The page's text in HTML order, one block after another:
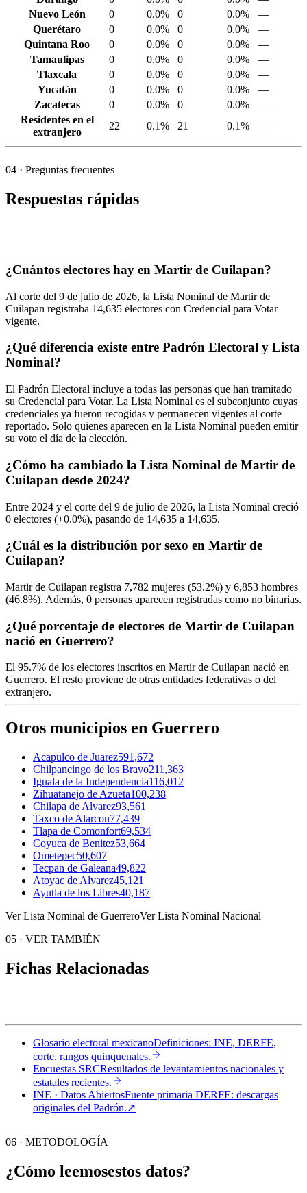
Nuevo León
0 0.0% 0 0.0%
—
Querétaro
0 0.0% 0 0.0%
—
Quintana Roo
0 0.0% 0 0.0%
—
Tamaulipas
0 0.0% 0 0.0%
—
Tlaxcala
0 0.0% 0 0.0%
—
Yucatán
0 0.0% 0 0.0%
—
Zacatecas
0 0.0% 0 0.0%
—
Residentes en el
extranjero
22 0.1% 21 0.1% —
04 · Preguntas frecuentes
Respuestas rápidas
¿Cuántos electores hay en Martir de Cuilapan?
Al corte del 9 de julio de 2026, la Lista Nominal de Martir de
Cuilapan registraba 14,635 electores con Credencial para Votar
vigente.
¿Qué diferencia existe entre Padrón Electoral y Lista
Nominal?
El Padrón Electoral incluye a todas las personas que han tramitado
su Credencial para Votar. La Lista Nominal es el subconjunto cuyas
credenciales ya fueron recogidas y permanecen vigentes al corte
reportado. Solo quienes aparecen en la Lista Nominal pueden emitir
su voto el día de la elección.
¿Cómo ha cambiado la Lista Nominal de Martir de
Cuilapan desde 2024?
Entre 2024 y el corte del 9 de julio de 2026, la Lista Nominal creció
0 electores (+0.0%), pasando de 14,635 a 14,635.
¿Cuál es la distribución por sexo en Martir de
Cuilapan?
Martir de Cuilapan registra 7,782 mujeres (53.2%) y 6,853 hombres
(46.8%). Además, 0 personas aparecen registradas como no binarias.
¿Qué porcentaje de electores de Martir de Cuilapan
nació en Guerrero?
El 95.7% de los electores inscritos en Martir de Cuilapan nació en
Guerrero. El resto proviene de otras entidades federativas o del
extranjero.
Otros municipios en Guerrero
Acapulco de Juarez591,672
Chilpancingo de los Bravo211,363
Iguala de la Independencia116,012
Zihuatanejo de Azueta100,238
Chilapa de Alvarez93,561
Taxco de Alarcon77,439
Tlapa de Comonfort69,534
Coyuca de Benitez53,664
Ometepec50,607
Tecpan de Galeana49,822
Atoyac de Alvarez45,121
Ayutla de los Libres40,187
Ver Lista Nominal de GuerreroVer Lista Nominal Nacional
05 · VER TAMBIÉN
Fichas Relacionadas
Glosario electoral mexicanoDefiniciones: INE, DERFE,
corte, rangos quinquenales.
Encuestas SRCResultados de levantamientos nacionales y
estatales recientes.
INE · Datos AbiertosFuente primaria DERFE: descargas
originales del Padrón.↗︎
06 · METODOLOGÍA
¿Cómo leemosestos datos?